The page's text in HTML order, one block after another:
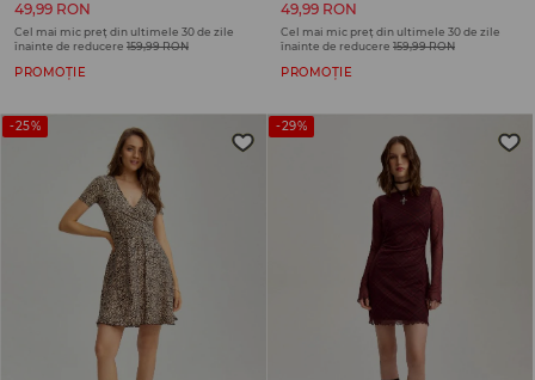
49,99 RON
Cel mai mic preț din ultimele 30 de zile
înainte de reducere 159,99 RON
PROMOȚIE
49,99 RON
Cel mai mic preț din ultimele 30 de zile
înainte de reducere 159,99 RON
PROMOȚIE
-25% -29%